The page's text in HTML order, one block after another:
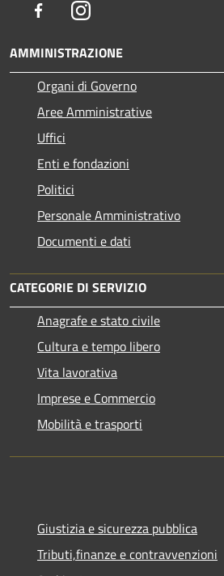
FacebookInstagram
AMMINISTRAZIONE
Organi di Governo
Aree Amministrative
Uffici
Enti e fondazioni
Politici
Personale Amministrativo
Documenti e dati
CATEGORIE DI SERVIZIO
Anagrafe e stato civile
Cultura e tempo libero
Vita lavorativa
Imprese e Commercio
Mobilità e trasporti
Giustizia e sicurezza pubblica
Tributi,finanze e contravvenzioni